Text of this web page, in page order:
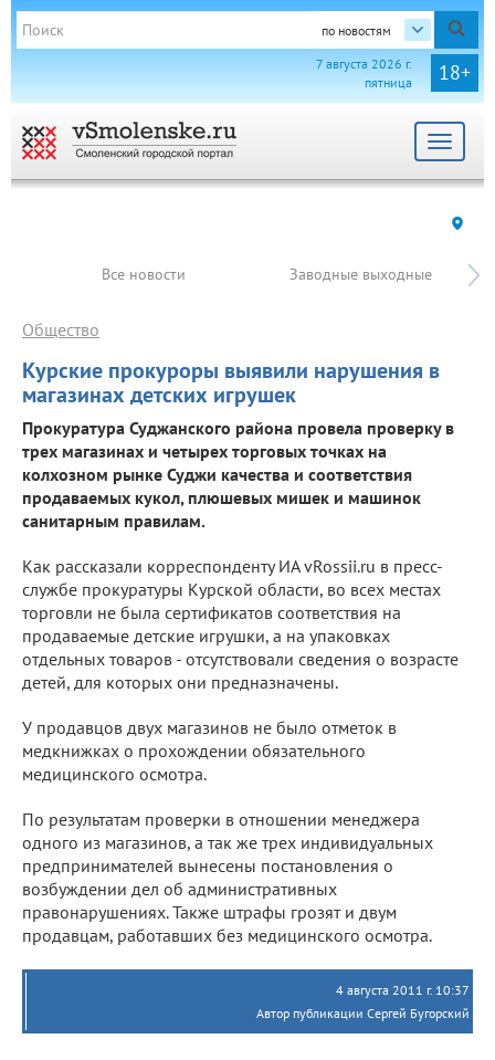
по новостям
18+
7 августа 2026 г.
пятница
Toggle
Все новости Заводные выходные
Курские прокуроры выявили нарушения в
магазинах детских игрушек
Общество
Прокуратура Суджанского района провела проверку в
трех магазинах и четырех торговых точках на
колхозном рынке Суджи качества и соответствия
продаваемых кукол, плюшевых мишек и машинок
санитарным правилам.
Как рассказали корреспонденту ИА vRossii.ru в пресс-
службе прокуратуры Курской области, во всех местах
торговли не была сертификатов соответствия на
продаваемые детские игрушки, а на упаковках
отдельных товаров - отсутствовали сведения о возрасте
детей, для которых они предназначены.
У продавцов двух магазинов не было отметок в
медкнижках о прохождении обязательного
медицинского осмотра.
По результатам проверки в отношении менеджера
одного из магазинов, а так же трех индивидуальных
предпринимателей вынесены постановления о
возбуждении дел об административных
правонарушениях. Также штрафы грозят и двум
продавцам, работавших без медицинского осмотра.
4 августа 2011 г. 10:37
Автор публикации Сергей Бугорский